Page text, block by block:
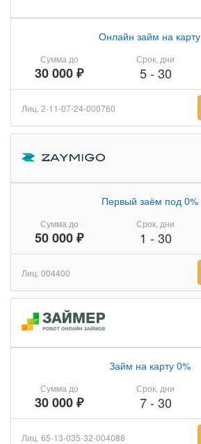
Сумма до
30 000 ₽
Онлайн займ на карту
Срок, дни
5- 30
Лиц. 2-11-07-24-000760
Сумма до
50 000 ₽
Первый заём под 0%
Срок, дни
1 - 30
Лиц. 004400
Сумма до
30 000 ₽
Займ на карту 0%
Срок, дни
7- 30
Лиц. 65-13-035-32-004088